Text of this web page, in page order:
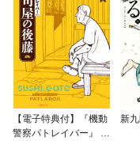
【電子特典付】『機動
警察パトレイバー』 寿
新九